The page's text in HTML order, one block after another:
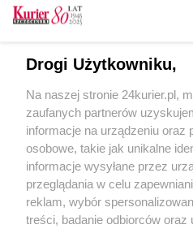
Zapamiętać?
Zaloguj
Drogi Użytkowniku,
Na naszej stronie 24kurier.pl,
zaufanych partnerów
informacje na urządzeniu oraz
osobowe, takie jak unikalne
informacje wysyłane przez
przeglądania w celu
reklam, wybór
treści, badanie odbiorców oraz